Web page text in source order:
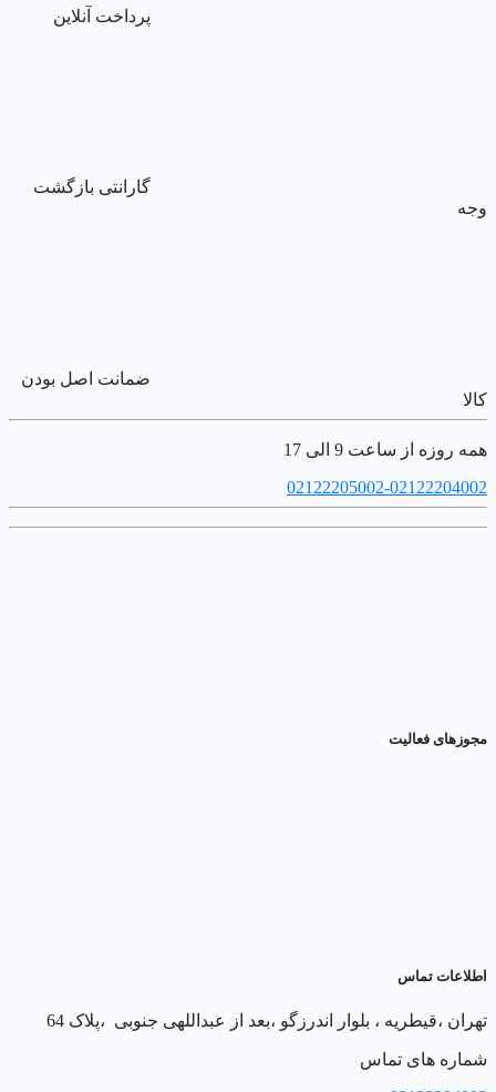
پرداخت آنلاین
گارانتی بازگشت
وجه
ضمانت اصل بودن
کالا
همه روزه از ساعت 9 الی 17
02122205002-02122204002
مجوزهای فعالیت
اطلاعات تماس
تهران ،قیطریه ، بلوار اندرزگو ،بعد از عبداللهی جنوبی ،پلاک 64
شماره های تماس